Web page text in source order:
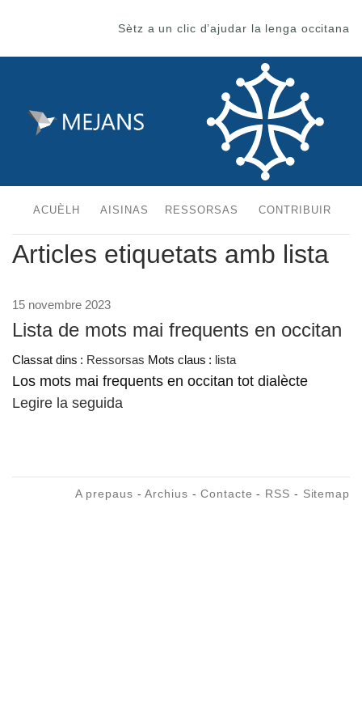
Sètz a un clic d’ajudar la lenga occitana
ACUÈLH AISINAS RESSORSAS CONTRIBUIR
Articles etiquetats amb lista
15 novembre 2023
Lista de mots mai frequents en occitan
Classat dins : Ressorsas Mots claus : lista
Los mots mai frequents en occitan tot dialècte
Legire la seguida
A prepaus -Archius -Contacte - RSS - Sitemap